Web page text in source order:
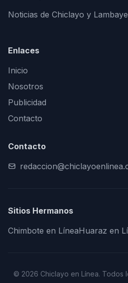
Noticias de Chiclayo y
Enlaces
Inicio
Nosotros
Publicidad
Contacto
Contacto
Sitios Hermanos
Chimbote en LíneaHuaraz en
© 2026 Chiclayo en Línea. Todos